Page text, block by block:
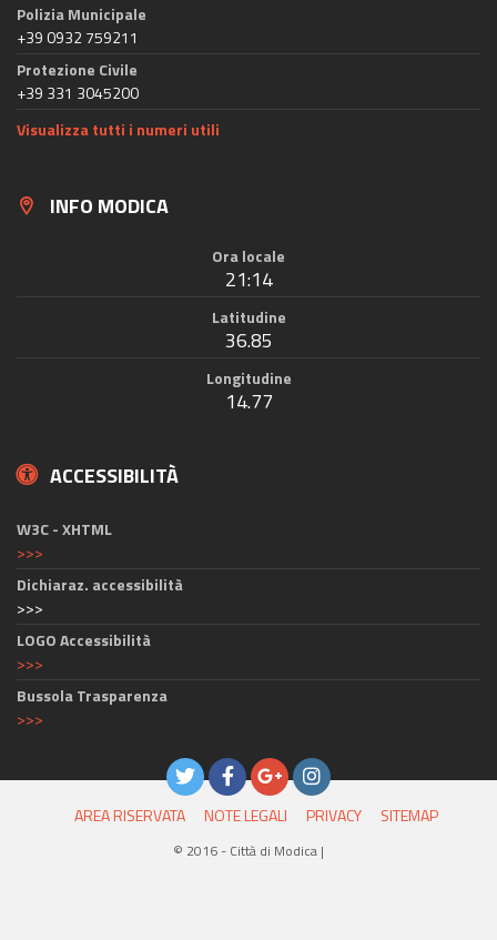
Polizia Municipale
+39 0932 759211
Protezione Civile
+39 331 3045200
Visualizza tutti i numeri utili
INFO MODICA
Ora locale
21:14
Latitudine
36.85
Longitudine
14.77
ACCESSIBILITÀ
W3C - XHTML
>>>
Dichiaraz. accessibilità
>>>
LOGO Accessibilità
>>>
Bussola Trasparenza
>>>
AREA RISERVATA NOTE LEGALI PRIVACY SITEMAP
© 2016 - Città di Modica |